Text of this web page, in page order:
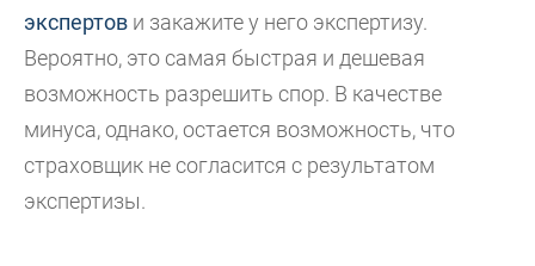
экспертов и закажите у него экспертизу.
Вероятно, это самая быстрая и дешевая
возможность разрешить спор. В качестве
минуса, однако, остается возможность, что
страховщик не согласится с результатом
экспертизы.